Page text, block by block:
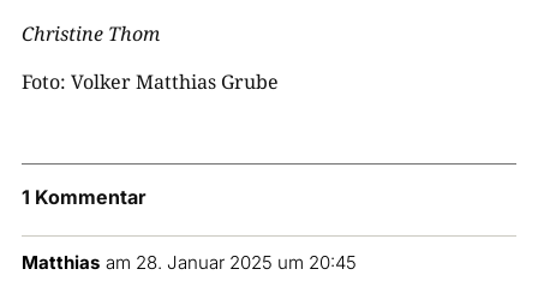
Christine Thom
Foto: Volker Matthias Grube
1 Kommentar
Matthias am 28. Januar 2025 um 20:45